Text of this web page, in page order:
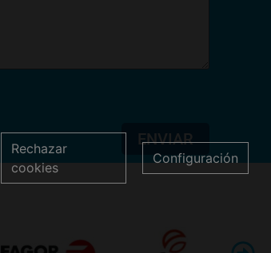
ENVIAR
Rechazar
cookies
Configuración